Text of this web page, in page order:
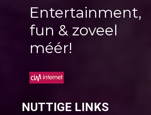
Entertainment,
fun & zoveel
méér!
NUTTIGE LINKS